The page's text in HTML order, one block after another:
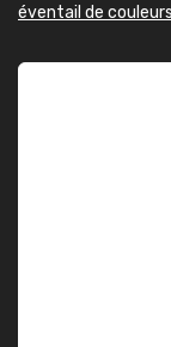
éventail de